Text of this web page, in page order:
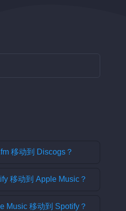
移动到 Discogs？
移动到 Apple Music？
Music 移动到 Spotify？